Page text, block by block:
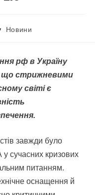
Новини
рф в Україну
що стрижневими
світі є
завжди було
сучасних кризових
питанням.
оснащення й